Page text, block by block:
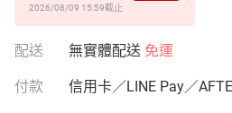
2026/08/09 15:59截止
配送 無實體配送 免運
付款 信用卡／LINE Pay／